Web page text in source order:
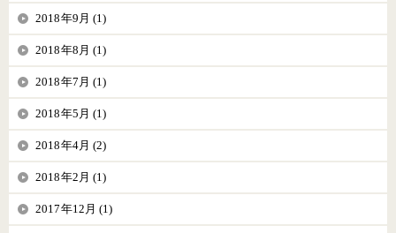
2018年9月 (1)
2018年8月 (1)
2018年7月 (1)
2018年5月 (1)
2018年4月 (2)
2018年2月 (1)
2017年12月 (1)